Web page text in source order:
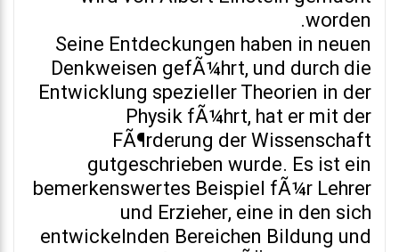
worden.
Seine Entdeckungen haben in neuen
Denkweisen gefÃ¼hrt, und durch die
Entwicklung spezieller Theorien in der
Physik fÃ¼hrt, hat er mit der
FÃ¶rderung der Wissenschaft
gutgeschrieben wurde. Es ist ein
bemerkenswertes Beispiel fÃ¼r Lehrer
und Erzieher, eine in den sich
entwickelnden Bereichen Bildung und